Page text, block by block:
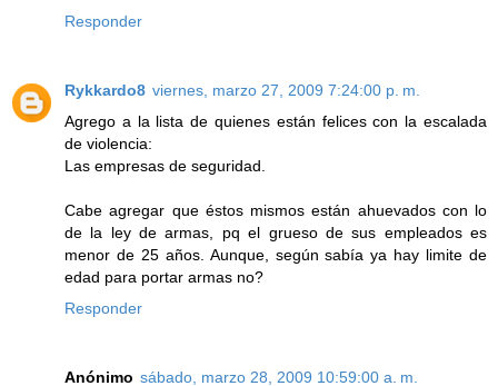
Responder
Rykkardo8 viernes, marzo 27, 2009 7:24:00 p. m.
Agrego a la lista de quienes están felices con la escalada
de violencia:
Las empresas de seguridad.
Cabe agregar que éstos mismos están ahuevados con lo
de la ley de armas, pq el grueso de sus empleados es
menor de 25 años. Aunque, según sabía ya hay limite de
edad para portar armas no?
Responder
Anónimo sábado, marzo 28, 2009 10:59:00 a. m.